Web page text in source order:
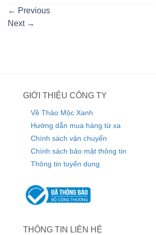
← Previous
Next →
GIỚI THIỆU CÔNG TY
Về Thảo Mộc Xanh
Hướng dẫn mua hàng từ xa
Chính sách vận chuyển
Chính sách bảo mật thông tin
Thông tin tuyển dụng
THÔNG TIN LIÊN HỆ